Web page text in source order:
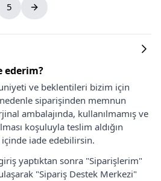
5
ederim?
ve beklentileri bizim için
siparişinden memnun
ambalajında, kullanılmamış ve
koşuluyla teslim aldığın
iade edebilirsin.
yaptıktan sonra "Siparişlerim"
"Sipariş Destek Merkezi"